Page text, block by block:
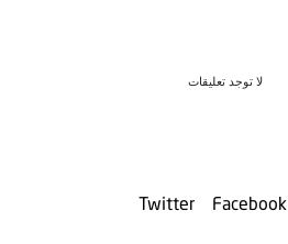
لا توجد تعليقات
Facebook
Twitter